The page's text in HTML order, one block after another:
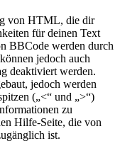
von HTML, die dir
für deinen Text
BBCode werden durch
jedoch auch
deaktiviert werden.
jedoch werden
(„<“ und „>“)
zu
Hilfe-Seite, die von
ist.